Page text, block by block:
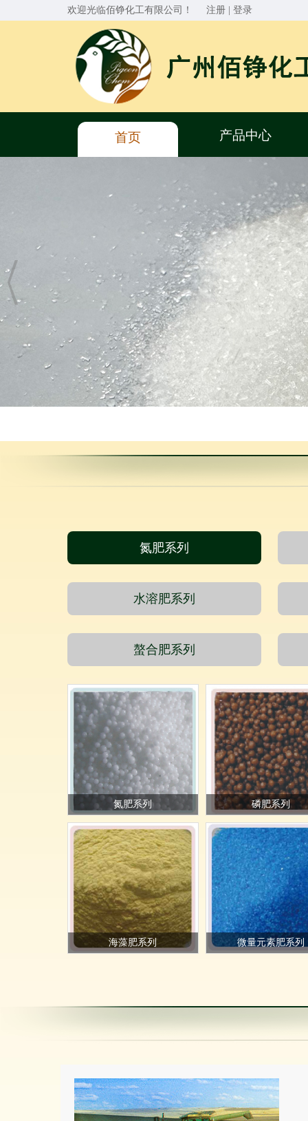
欢迎光临佰铮化工有限公司！ 注册| 登录
首页 产品中心
氮肥系列
水溶肥系列
螯合肥系列
氮肥系列 磷肥系列
海藻肥系列 微量元素肥系列